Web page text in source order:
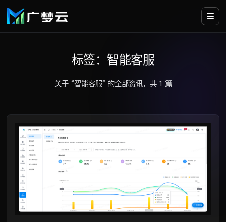
标签：智能客服
关于 “智能客服” 的全部资讯，共 1 篇